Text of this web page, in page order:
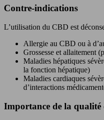
Contre-indications
L’utilisation du CBD est
Allergie au CBD ou à
Grossesse et allaitement
Maladies hépatiques
la fonction hépatique)
Maladies cardiaques
d’interactions
Importance de la